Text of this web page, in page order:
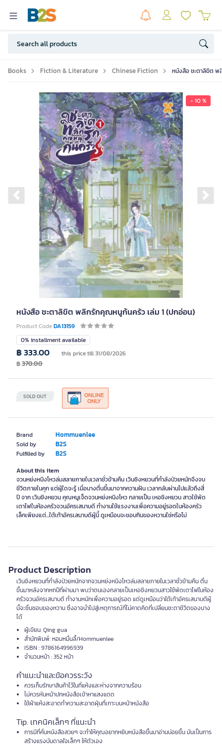
Books Fiction & Literature Chinese Fiction หนังสือ ชะตาลิขิต พ
- 10 %
Previous slide
หนังสือ ชะตาลิขิต พลิกรักคุณหนูก้นครัว เล่ม 1 (ปกอ่อน)
Product CodeDA13159
Brand Hommuenlee
Sold by B2S
Fulfilled by B2S
0% installment available
SOLD OUT ONLINE
ONLY
฿ 333.00 this price till 31/08/2026
฿370.00
About this item
จวนหย่งหนิงโหวล่มสลายภายในเวลาชั่วข้ามคืน เวินชิงหยวนที่กำลังป่วยหนักจึงจบ
ชีวิตภายในคุก แต่ผู้ใดจะรู้ เมื่อนางตื่นขึ้นมาจากความฝัน เวลากลับผ่านไปแล้วถึงสี่
ปี จาก เวินชิงหยวน คุณหนูเจ็ดจวนหย่งหนิงโหว กลายเป็น เหอชิงหยวน สาวใช้พัด
เตาไฟในห้องครัวจวนอัครเสนาบดี ทำงานใช้แรงงานเพื่อความอยู่รอดในห้องครัว
เล็กเพียงแต่...ใต้เท้าอัครเสนาบดีผู้นี้ ดูเหมือนจะชอบกินของหวานใช่หรือไม่
Product Description
เวินชิงหยวนที่กำลังป่วยหนักจากจวนหย่งหนิงโหวล่มสลายภายในเวลาชั่วข้ามคืน ตื่น
ขึ้นมาหลังจากหกปีที่ผ่านมา พบว่าตนเองกลายเป็นเหอชิงหยวนสาวใช้พัดเตาไฟในห้อง
ครัวจวนอัครเสนาบดี ทำงานหนักเพื่อความอยู่รอด แต่ดูเหมือนว่าใต้เท้าอัครเสนาบดีผู้
นี้จะชื่นชอบของหวาน ซึ่งอาจนำไปสู่เหตุการณ์ที่ไม่คาดคิดที่เปลี่ยนชะตาชีวิตของนาง
ได้
ผู้เขียน: Qing gua
สำนักพิมพ์: หอมหมื่นลี้/Hommuenlee
ISBN : 9786164996939
จำนวนหน้า : 352 หน้า
คำแนะนำและข้อควรระวัง
ควรเก็บรักษาสินค้าไว้ในที่แห้งและห่างจากความร้อน
ไม่ควรหันหน้าปกหนังสือเข้าหาแสงแดด
ใช้ผ้าแห้งสะอาดทำความสะอาดฝุ่นที่เกาะบนหน้าหนังสือ
Tip. เทคนิคเล็กๆ ที่แนะนำ
การมีที่คั่นหนังสือสวยๆ จะทำให้คุณอยากหยิบหนังสือขึ้นมาอ่านบ่อยขึ้น มันเป็นการ
สร้างแรงบันดาลใจเล็กๆ ให้ตัวเอง